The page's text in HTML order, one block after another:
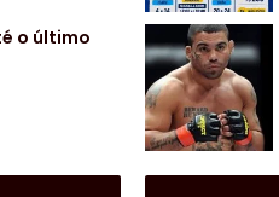
o último